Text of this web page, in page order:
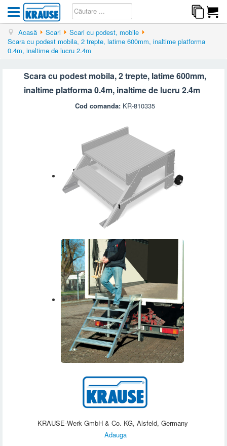
Acasă Scari
Scari cu podest, mobile
Scara cu podest mobila, 2 trepte, latime 600mm, inaltime platforma
0.4m, inaltime de lucru 2.4m
Scara cu podest mobila, 2 trepte, latime 600mm,
inaltime platforma 0.4m, inaltime de lucru 2.4m
Cod comanda: KR-810335
KRAUSE-Werk GmbH & Co. KG, Alsfeld, Germany
Adauga